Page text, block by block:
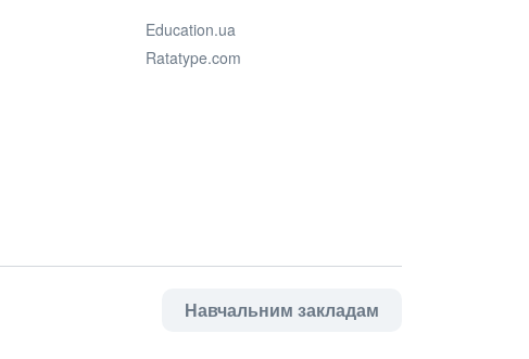
Education.ua
Ratatype.com
Навчальним закладам